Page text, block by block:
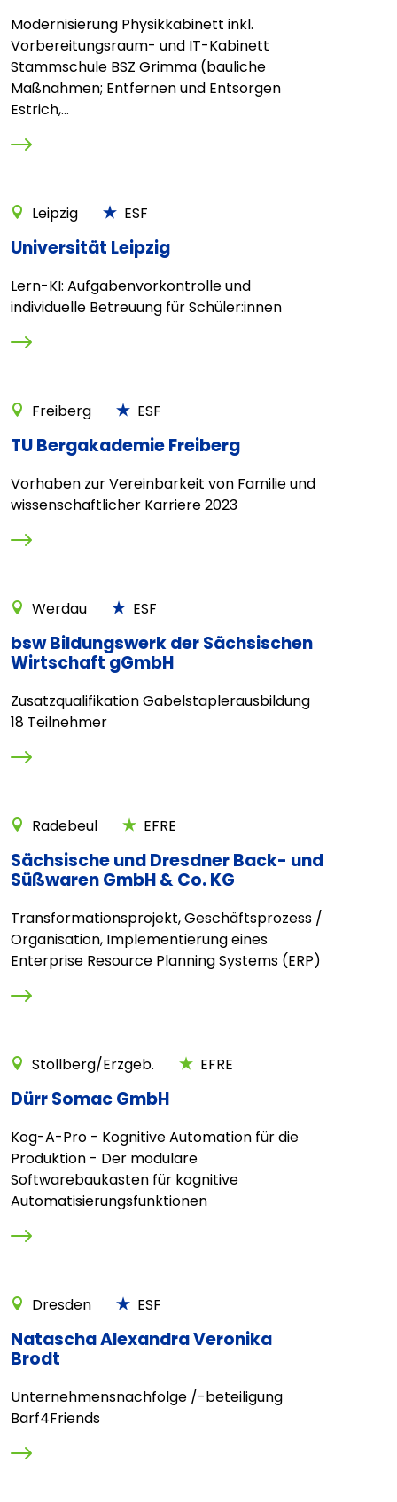
Modernisierung Physikkabinett inkl.
Vorbereitungsraum- und IT-Kabinett
Stammschule BSZ Grimma (bauliche
Maßnahmen; Entfernen und Entsorgen
Estrich,...
Leipzig ESF
Universität Leipzig
Lern-KI: Aufgabenvorkontrolle und
individuelle Betreuung für Schüler:innen
Freiberg ESF
TU Bergakademie Freiberg
Vorhaben zur Vereinbarkeit von Familie und
wissenschaftlicher Karriere 2023
Werdau ESF
bsw Bildungswerk der Sächsischen
Wirtschaft gGmbH
Zusatzqualifikation Gabelstaplerausbildung
18 Teilnehmer
Radebeul EFRE
Sächsische und Dresdner Back- und
Süßwaren GmbH & Co. KG
Transformationsprojekt, Geschäftsprozess /
Organisation, Implementierung eines
Enterprise Resource Planning Systems (ERP)
Stollberg/Erzgeb. EFRE
Dürr Somac GmbH
Kog-A-Pro - Kognitive Automation für die
Produktion - Der modulare
Softwarebaukasten für kognitive
Automatisierungsfunktionen
Dresden ESF
Natascha Alexandra Veronika
Brodt
Unternehmensnachfolge /-beteiligung
Barf4Friends